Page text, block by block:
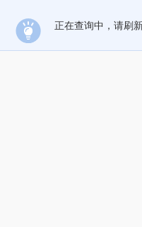
正在查询中，请刷